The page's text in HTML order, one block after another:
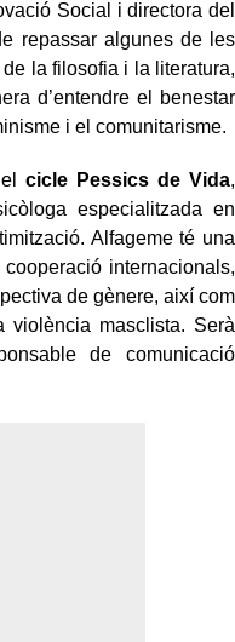
Social i directora del
repassar algunes de les
la filosofia i la literatura,
d’entendre el benestar
i el comunitarisme.
cicle Pessics de Vida,
especialitzada en
Alfageme té una
internacionals,
de gènere, així com
masclista. Serà
de comunicació